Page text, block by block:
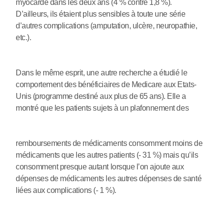
myocarde dans les deux ans (4 % contre 1,8 %).
D’ailleurs, ils étaient plus sensibles à toute une série
d’autres complications (amputation, ulcère, neuropathie,
etc.).
Dans le même esprit, une autre recherche a étudié le
comportement des bénéficiaires de Medicare aux Etats-
Unis (programme destiné aux plus de 65 ans). Elle a
montré que les patients sujets à un plafonnement des
remboursements de médicaments consomment moins de
médicaments que les autres patients (- 31 %) mais qu’ils
consomment presque autant lorsque l’on ajoute aux
dépenses de médicaments les autres dépenses de santé
liées aux complications (- 1 %).